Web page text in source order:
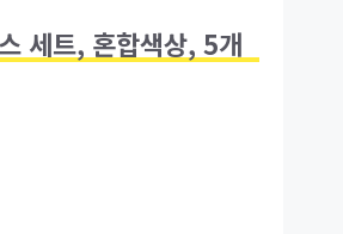
세트, 혼합색상, 5개